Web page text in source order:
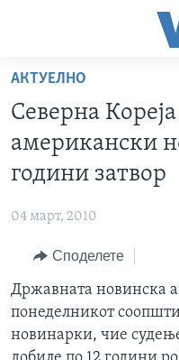
пристапност
Премини
на
главната
содржина
до
навигација
Пребарувај
РУБРИКИ
СВЕТ
ЕКОНОМИЈА
ПОЛИТИКА
ЗДРАВЈЕ
НАУКА
ФОТОГАЛЕРИИ
АРХИВИРАНА
NEWSFLASH - АРХИВА
ВЕСТИ ОД САД ВО
ИЗБОРИ ВО САД 2020 -
ЗА НАС
Learning English
НАКУСО...
АКТУЕЛНО
Северна
американски
години затвор
04 март, 2010
Споделете
Државната новинска
понеделникот
новинарки, чие